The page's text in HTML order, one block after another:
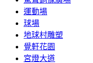
運動場
球場
地球村雕塑
覺軒花園
宮燈大道